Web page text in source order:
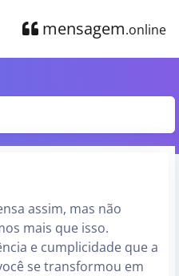
mensagem.online
assim, mas não
mais que isso.
e cumplicidade que a
se transformou em